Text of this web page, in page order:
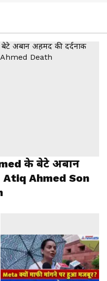
के बेटे अबान
Atiq Ahmed Son